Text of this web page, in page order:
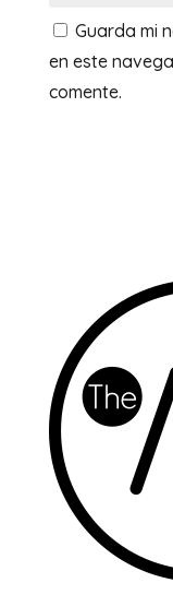
Guarda mi
en este
comente.